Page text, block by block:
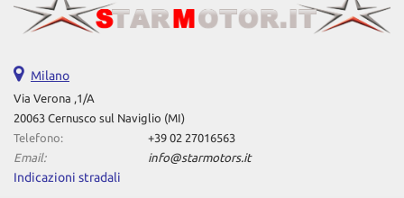
Milano
Via Verona ,1/A
20063 Cernusco sul Naviglio (MI)
Telefono:
+39 02 27016563
Email:
info@starmotors.it
Indicazioni stradali